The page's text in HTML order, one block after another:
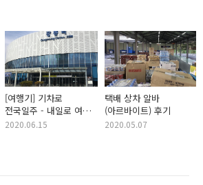
[여행기] 기차로
전국일주 - 내일로 여행
1일차 (강릉 ▶ 제천 ▶
2020.06.15
택배 상차 알바
(아르바이트) 후기
2020.05.07